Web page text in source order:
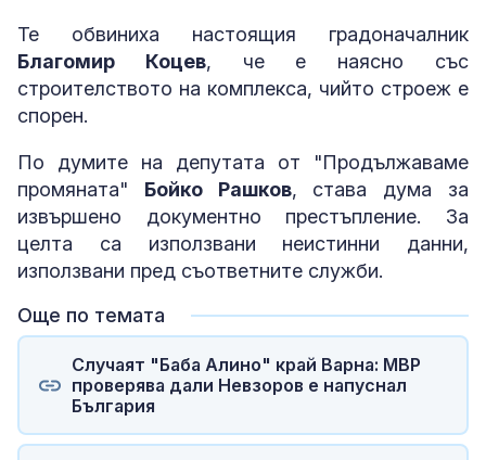
Те обвиниха настоящия градоначалник
Благомир Коцев, че е наясно със
строителството на комплекса, чийто строеж е
спорен.
По думите на депутата от "Продължаваме
промяната" Бойко Рашков, става дума за
извършено документно престъпление. За
целта са използвани неистинни данни,
използвани пред съответните служби.
Още по темата
Случаят "Баба Алино" край Варна: МВР
проверява дали Невзоров е напуснал
България